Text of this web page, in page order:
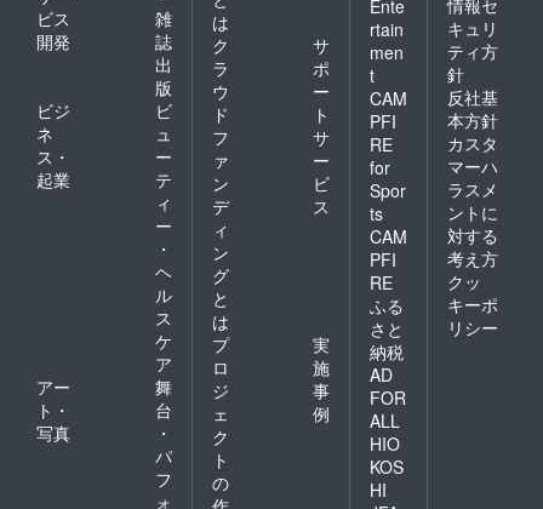
ビス
開発
雑
誌
出
版
ビジ
ネ
ス・
起業
ビ
ュ
ー
テ
ィ
ー
・
ヘ
ル
ス
ケ
ア
アー
ト・
写真
舞
台
・
パ
フ
ォ
は
ク
ラ
ウ
ド
フ
ァ
ン
デ
ィ
ン
グ
と
は
サ
ポ
ー
ト
サ
ー
ビ
ス
プ
ロ
ジ
ェ
ク
ト
の
実
施
事
例
Ente
rtain
men
t
CAM
PFI
RE
for
Spor
ts
CAM
PFI
RE
ふる
さと
納税
AD
FOR
ALL
HIO
KOS
HI
情報セ
キュリ
ティ方
針
反社基
本方針
カスタ
マーハ
ラスメ
ントに
対する
考え方
クッ
キーポ
リシー